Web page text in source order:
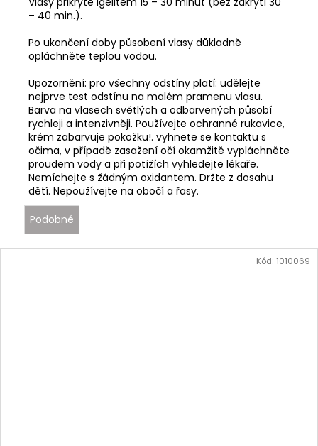
– 40 min.).
Po ukončení doby působení vlasy důkladně
opláchněte teplou vodou.
Upozornění: pro všechny odstíny platí: udělejte
nejprve test odstínu na malém pramenu vlasu.
Barva na vlasech světlých a odbarvených působí
rychleji a intenzivněji. Používejte ochranné rukavice,
krém zabarvuje pokožku!. vyhnete se kontaktu s
očima, v případě zasažení očí okamžitě vypláchněte
proudem vody a při potížích vyhledejte lékaře.
Nemíchejte s žádným oxidantem. Držte z dosahu
dětí. Nepoužívejte na obočí a řasy.
Podobné
Kód: 1010069